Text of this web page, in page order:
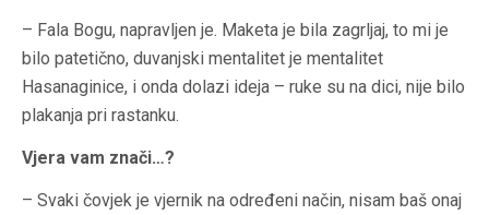
– Fala Bogu, napravljen je. Maketa je bila zagrljaj, to mi je
bilo patetično, duvanjski mentalitet je mentalitet
Hasanaginice, i onda dolazi ideja – ruke su na dici, nije bilo
plakanja pri rastanku.
Vjera vam znači…?
– Svaki čovjek je vjernik na određeni način, nisam baš onaj